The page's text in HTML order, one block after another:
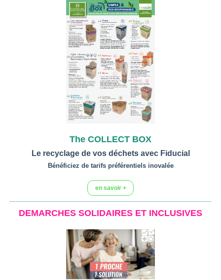
The COLLECT BOX
Le recyclage de vos déchets avec Fiducial
Bénéficiez de tarifs préférentiels inovalée
en savoir +
DEMARCHES SOLIDAIRES ET INCLUSIVES